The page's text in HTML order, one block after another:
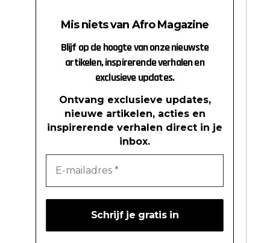
Mis niets van Afro Magazine
Blijf op de hoogte van onze nieuwste
artikelen, inspirerende verhalen en
exclusieve updates.
Ontvang exclusieve updates,
nieuwe artikelen, acties en
inspirerende verhalen direct in je
inbox.